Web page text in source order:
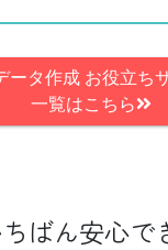
ータ作成 お役立ち
一覧はこちら
ばん安心で